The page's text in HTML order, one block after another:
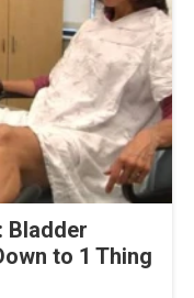
Bladder
to 1 Thing